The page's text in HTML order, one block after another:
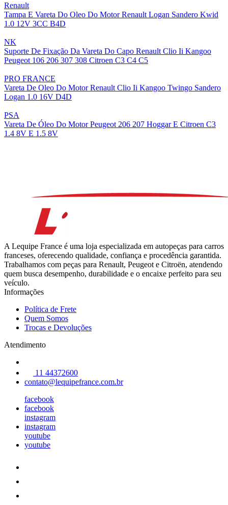
Renault
Tampa E Vareta Do Oleo Do Motor Renault Logan Sandero Kwid
1.0 12V 3CC B4D
NK
Suporte De Fixação Da Vareta Do Capo Renault Clio Ii Kangoo
Peugeot 106 206 307 308 Citroen C3 C4 C5
PRO FRANCE
Vareta De Oleo Do Motor Renault Clio Ii Kangoo Twingo Sandero
Logan 1.0 16V D4D
PSA
Vareta De Óleo Do Motor Peugeot 206 207 Hoggar E Citroen C3
1.4 8V E 1.5 8V
A Lequipe France é uma loja especializada em autopeças para carros
franceses, oferecendo qualidade, confiança e procedência garantida.
Trabalhamos com peças para Renault, Peugeot e Citroën, atendendo
quem busca desempenho, durabilidade e o encaixe perfeito para seu
veículo.
Informações
Política de Frete
Quem Somos
Trocas e Devoluções
Atendimento
11 44372600
contato@lequipefrance.com.br
facebook
facebook
instagram
instagram
youtube
youtube